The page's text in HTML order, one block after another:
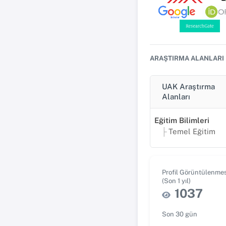
ARAŞTIRMA ALANLARI
UAK Araştırma
Alanları
Eğitim Bilimleri
Temel Eğitim
Profil
(Son 1 yıl)
1037
Son 30 gün